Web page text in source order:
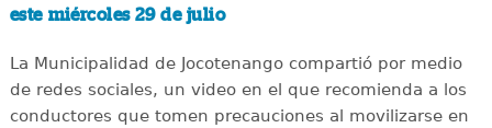
este miércoles 29 de julio
La Municipalidad de Jocotenango compartió por medio
de redes sociales, un video en el que recomienda a los
conductores que tomen precauciones al movilizarse en